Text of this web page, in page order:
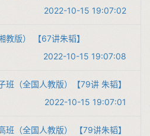
2022-10-15 19:07:02
教版） 【67讲朱韬】
2022-10-15 19:07:08
班（全国人教版）【79讲 朱韬】
2022-10-15 19:07:01
班（全国人教版） 【79讲朱韬】